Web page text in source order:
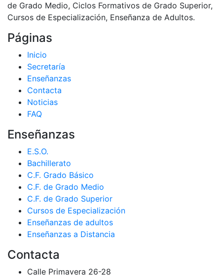
de Grado Medio, Ciclos Formativos de Grado Superior,
Cursos de Especialización, Enseñanza de Adultos.
Páginas
Inicio
Secretaría
Enseñanzas
Contacta
Noticias
FAQ
Enseñanzas
E.S.O.
Bachillerato
C.F. Grado Básico
C.F. de Grado Medio
C.F. de Grado Superior
Cursos de Especialización
Enseñanzas de adultos
Enseñanzas a Distancia
Contacta
Calle Primavera 26-28